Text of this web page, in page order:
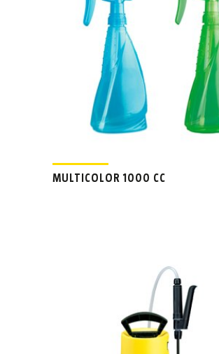
MULTICOLOR 1000 CC